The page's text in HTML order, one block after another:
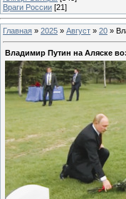
Враги России [21]
Главная » 2025 » Август » 20 »
Владимир Путин на Аляске